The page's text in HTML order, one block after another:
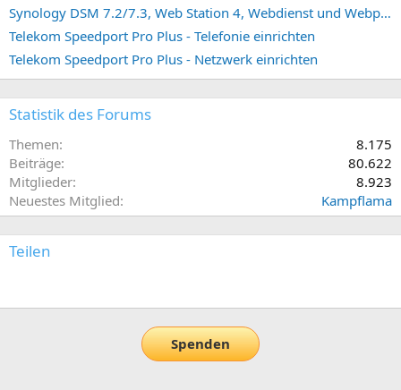
Synology DSM 7.2/7.3, Web Station 4, Webdienst und Webportal erstellen (ehemals vHost)
Telekom Speedport Pro Plus - Telefonie einrichten
Telekom Speedport Pro Plus - Netzwerk einrichten
Statistik des Forums
Themen
8.175
Beiträge
80.622
Mitglieder
8.923
Neuestes Mitglied
Kampflama
Teilen
Spenden